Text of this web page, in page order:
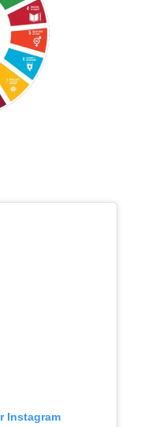
Instagram